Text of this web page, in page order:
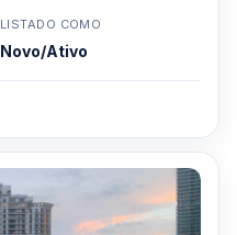
LISTADO COMO
Novo/Ativo